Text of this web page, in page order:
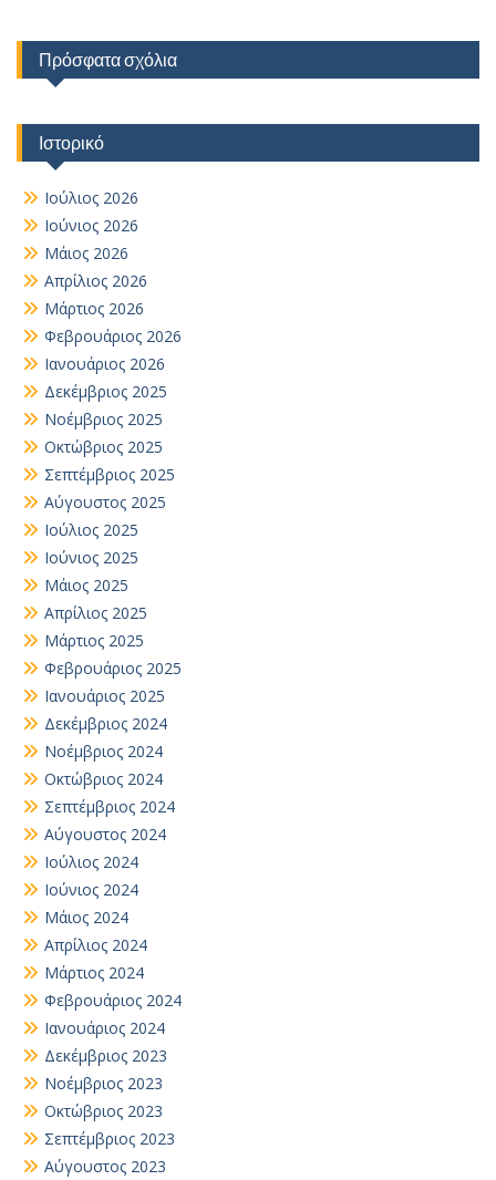
Πρόσφατα σχόλια
Ιστορικό
Ιούλιος 2026
Ιούνιος 2026
Μάιος 2026
Απρίλιος 2026
Μάρτιος 2026
Φεβρουάριος 2026
Ιανουάριος 2026
Δεκέμβριος 2025
Νοέμβριος 2025
Οκτώβριος 2025
Σεπτέμβριος 2025
Αύγουστος 2025
Ιούλιος 2025
Ιούνιος 2025
Μάιος 2025
Απρίλιος 2025
Μάρτιος 2025
Φεβρουάριος 2025
Ιανουάριος 2025
Δεκέμβριος 2024
Νοέμβριος 2024
Οκτώβριος 2024
Σεπτέμβριος 2024
Αύγουστος 2024
Ιούλιος 2024
Ιούνιος 2024
Μάιος 2024
Απρίλιος 2024
Μάρτιος 2024
Φεβρουάριος 2024
Ιανουάριος 2024
Δεκέμβριος 2023
Νοέμβριος 2023
Οκτώβριος 2023
Σεπτέμβριος 2023
Αύγουστος 2023